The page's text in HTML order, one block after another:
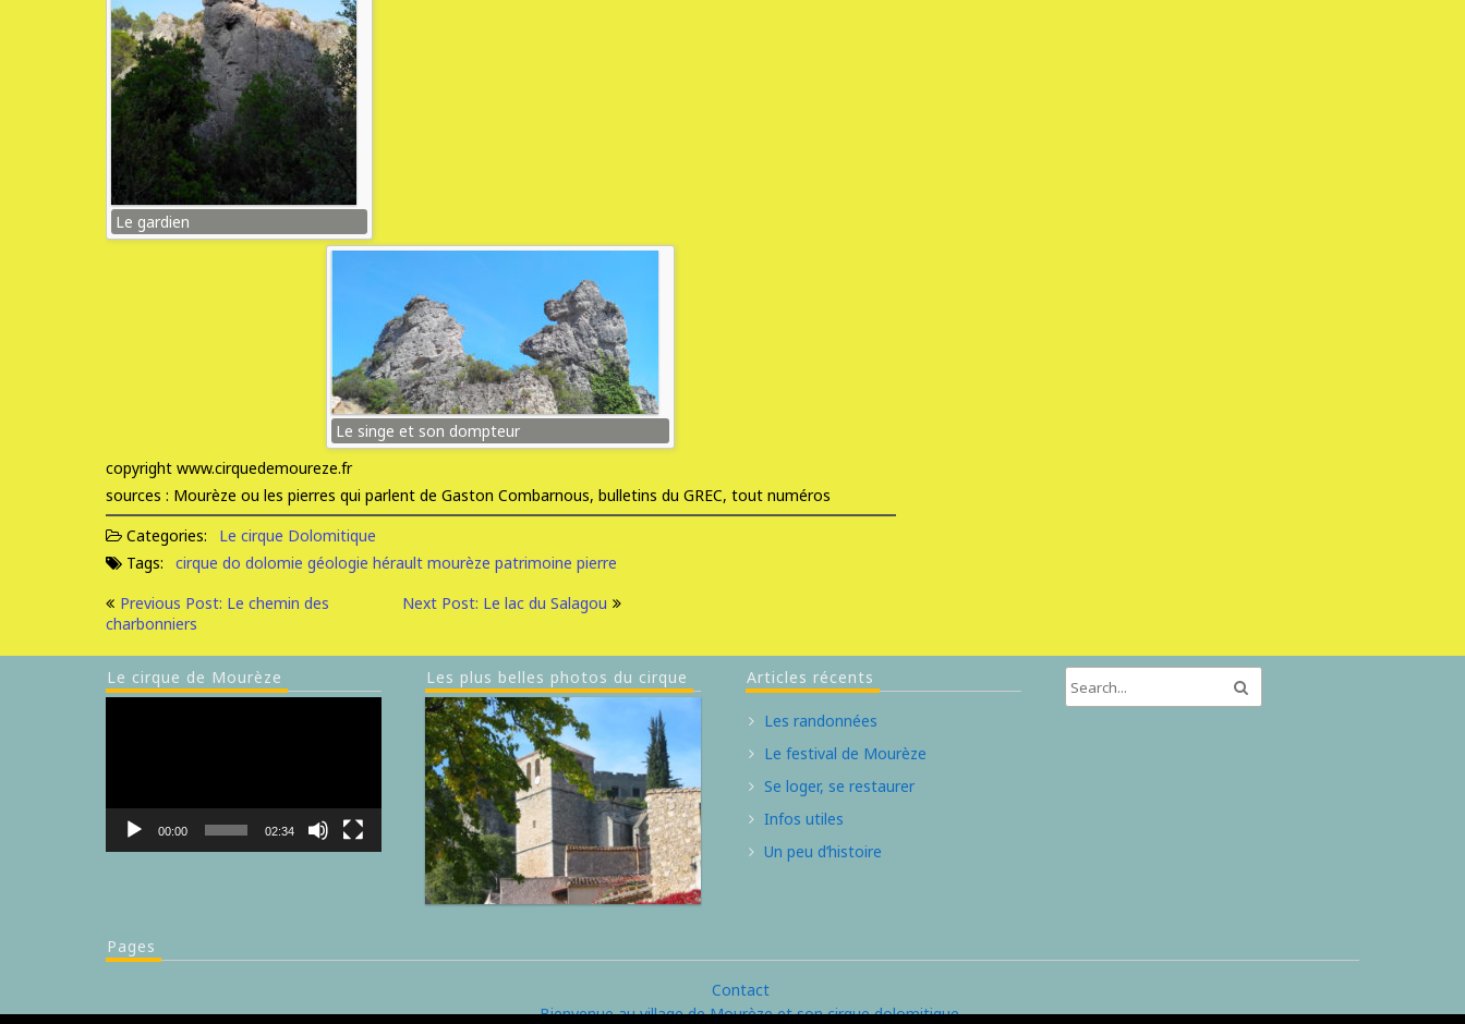
Le gardien
Le singe et son dompteur
copyright www.cirquedemoureze.fr
sources : Mourèze ou les pierres qui parlent de Gaston Combarnous, bulletins du GREC, tout numéros
Categories:
Le cirque Dolomitique
Tags:
cirque do dolomie géologie hérault mourèze patrimoine pierre
Previous Post: Le chemin des
charbonniers
Next Post: Le lac du Salagou
Le cirque de Mourèze
00:00 02:34
Les plus belles photos du cirque Articles récents
Les randonnées
Le festival de Mourèze
Se loger, se restaurer
Infos utiles
Un peu d’histoire
Pages
Contact
Bienvenue au village de Mourèze et son cirque dolomitique